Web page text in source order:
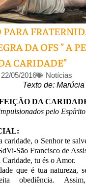
DA OFS ” A
CARIDADE”
22/05/2016
Notícias
Texto de:
DA
pelo
o Senhor te
São Francisco de
tu és o Amor.
é tua natureza, se
obediência. Assim,